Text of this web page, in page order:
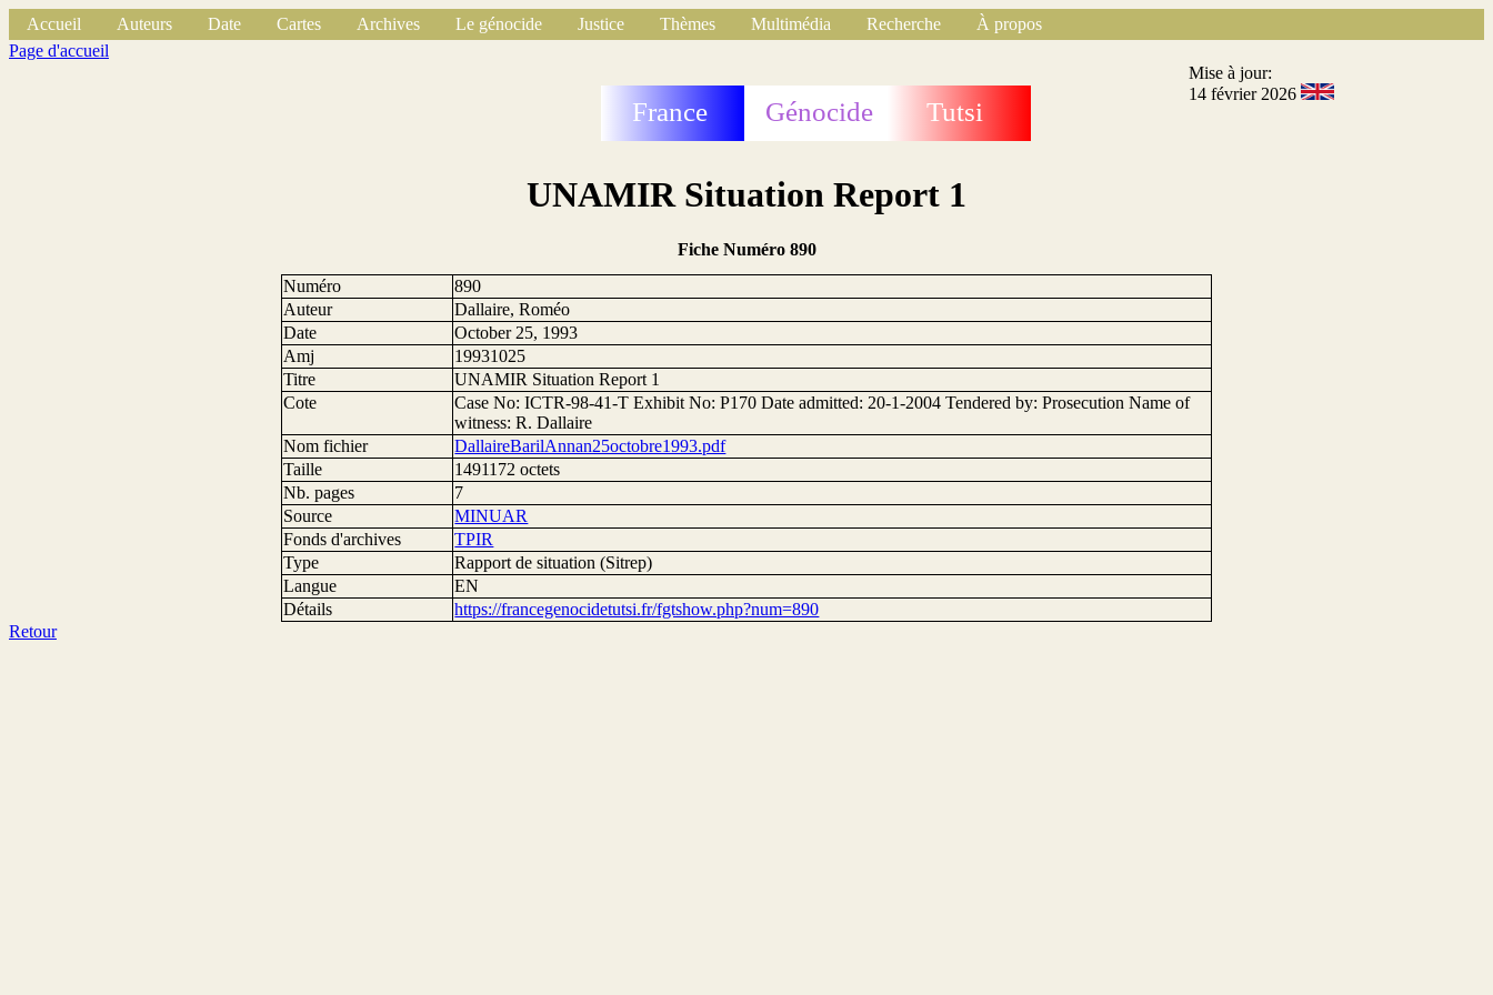
Accueil Auteurs Date Cartes Archives Le génocide Justice Thèmes Multimédia Recherche
À propos
Page d'accueil
France Génocide Tutsi
Mise à jour:
14 février 2026
UNAMIR Situation Report 1
Fiche Numéro 890
Numéro
890
Auteur
Dallaire, Roméo
Date
October 25, 1993
Amj
19931025
Titre
UNAMIR Situation Report 1
Cote
Case No: ICTR-98-41-T Exhibit No: P170 Date admitted: 20-1-2004 Tendered by: Prosecution Name of
witness: R. Dallaire
Nom fichier
DallaireBarilAnnan25octobre1993.pdf
Taille
1491172 octets
Nb. pages
7
Source
MINUAR
Fonds d'archives
TPIR
Type
Rapport de situation (Sitrep)
Langue
EN
Détails
https://francegenocidetutsi.fr/fgtshow.php?num=890
Retour